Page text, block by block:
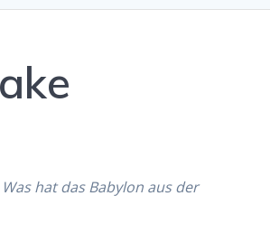
Was hat das Babylon aus der